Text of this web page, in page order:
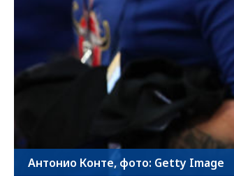
Антонио Конте, фото: Getty Image